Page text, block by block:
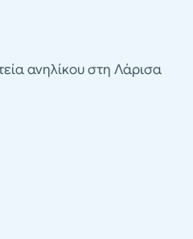
ανηλίκου στη Λάρισα